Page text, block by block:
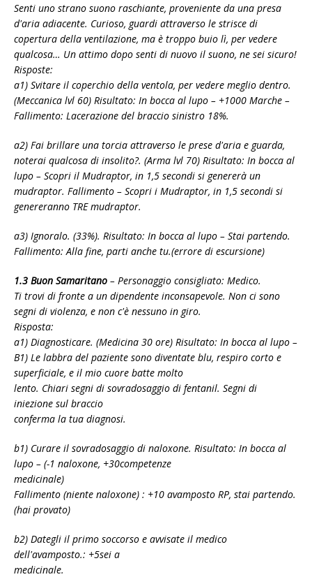
Senti uno strano suono raschiante, proveniente da una presa
d'aria adiacente. Curioso, guardi attraverso le strisce di
copertura della ventilazione, ma è troppo buio lì, per vedere
qualcosa… Un attimo dopo senti di nuovo il suono, ne sei sicuro!
Risposte:
a1) Svitare il coperchio della ventola, per vedere meglio dentro.
(Meccanica lvl 60) Risultato: In bocca al lupo – +1000 Marche –
Fallimento: Lacerazione del braccio sinistro 18%.
a2) Fai brillare una torcia attraverso le prese d'aria e guarda,
noterai qualcosa di insolito?. (Arma lvl 70) Risultato: In bocca al
lupo – Scopri il Mudraptor, in 1,5 secondi si genererà un
mudraptor. Fallimento – Scopri i Mudraptor, in 1,5 secondi si
genereranno TRE mudraptor.
a3) Ignoralo. (33%). Risultato: In bocca al lupo – Stai partendo.
Fallimento: Alla fine, parti anche tu.(errore di escursione)
1.3 Buon Samaritano – Personaggio consigliato: Medico.
Ti trovi di fronte a un dipendente inconsapevole. Non ci sono
segni di violenza, e non c'è nessuno in giro.
Risposta:
a1) Diagnosticare. (Medicina 30 ore) Risultato: In bocca al lupo –
B1) Le labbra del paziente sono diventate blu, respiro corto e
superficiale, e il mio cuore batte molto
lento. Chiari segni di sovradosaggio di fentanil. Segni di
iniezione sul braccio
conferma la tua diagnosi.
b1) Curare il sovradosaggio di naloxone. Risultato: In bocca al
lupo – (-1 naloxone, +30competenze
medicinale)
Fallimento (niente naloxone) : +10 avamposto RP, stai partendo.
(hai provato)
b2) Dategli il primo soccorso e avvisate il medico
dell'avamposto.: +5sei a
medicinale.